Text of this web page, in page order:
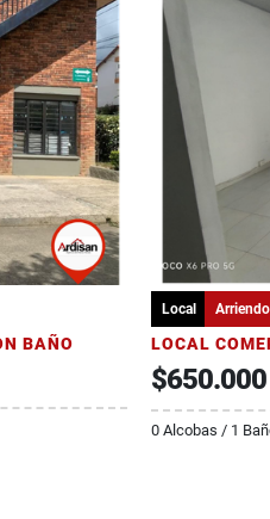
BAÑO
Local Arriendo
LOCAL
$650.000
0 Alcobas / 1